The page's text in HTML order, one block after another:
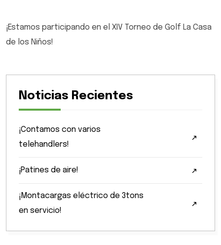
¡Estamos participando en el XIV Torneo de Golf La Casa
de los Niños!
Noticias Recientes
¡Contamos con varios
telehandlers!
¡Patines de aire!
¡Montacargas eléctrico de 3tons
en servicio!